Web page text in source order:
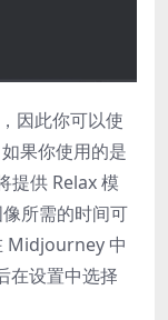
因此你可以使
果你使用的是
供 Relax 模
所需的时间可
Midjourney 中
在设置中选择